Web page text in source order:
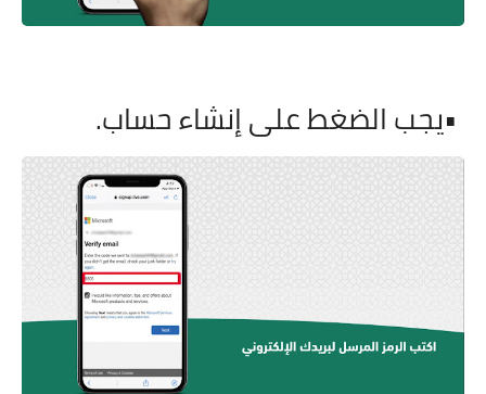
•يجب الضغط على إنشاء حساب.